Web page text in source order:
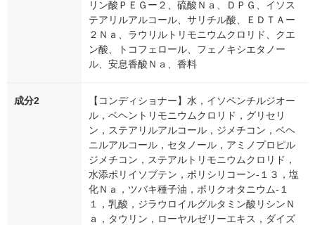
リン酸ＰＥＧー２、硫酸Ｎａ、ＤＰＧ、イソス
テアリルアルコール、サリチル酸、ＥＤＴＡー
２Ｎａ、ラウリルトリモニウムクロリド、クエ
ン酸、トコフェロール、フェノキシエタノー
ル、安息香酸Ｎａ、香料
成分2
【コンディショナー】水，イソペンチルジオー
ル，ベヘントリモニウムクロリド，グリセリ
ン，ステアリルアルコール，ジメチコン，ベヘ
ニルアルコール，セタノール，アミノプロピル
ジメチコン，ステアルトリモニウムクロリド，
水添ポリイソブテン，ポリシリコーン‐１３，塩
化Ｎａ，ツバキ種子油，ポリクオタニウム‐１
１，乳酸，ジラウロイルグルタミン酸リシンＮ
ａ，タウリン，ローヤルゼリーエキス，ダイズ